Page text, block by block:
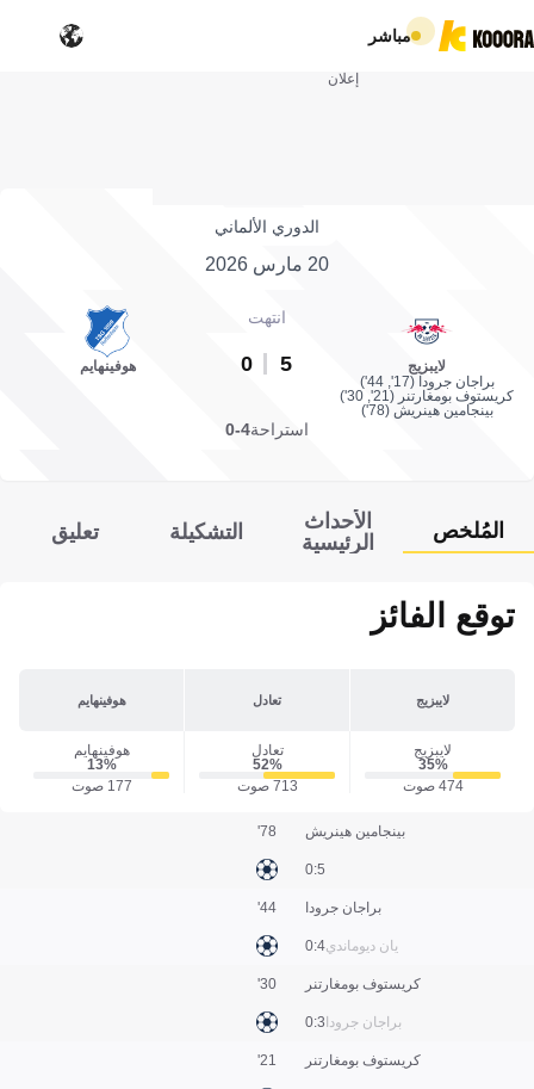
مباشر
إعلان
الدوري الألماني
20 مارس 2026
لايبزيج
براجان جرودا (17', 44')
كريستوف بومغارتنر (21', 30')
بينجامين هينريش (78')
انتهت
5
0 هوفينهايم
استراحة4-0
المُلخص
الأحداث
الرئيسية
التشكيلة تعليق
توقع الفائز
لايبزيج تعادل هوفينهايم
لايبزيج
35‎%‎
474 صوت
تعادل
52‎%‎
713 صوت
هوفينهايم
13‎%‎
177 صوت
بينجامين هينريش
5:0
78'
براجان جرودا
يان ديوماندي4:0
44'
كريستوف بومغارتنر
براجان جرودا 3:0
30'
كريستوف بومغارتنر 21'